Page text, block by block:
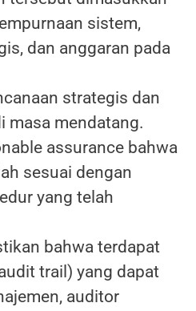
sistem,
dan anggaran pada
strategis dan
masa mendatang.
assurance bahwa
sesuai dengan
yang telah
bahwa terdapat
trail) yang dapat
auditor